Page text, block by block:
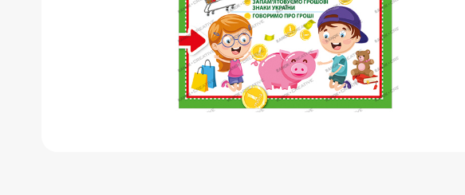
ДЛЯ ДЕТСКОЙ КОМНАТЫ